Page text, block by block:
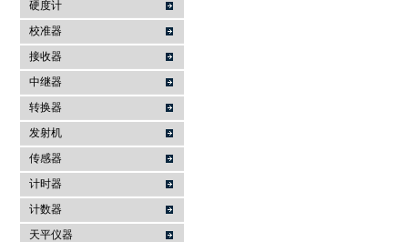
硬度计
校准器
接收器
中继器
转换器
发射机
传感器
计时器
计数器
天平仪器